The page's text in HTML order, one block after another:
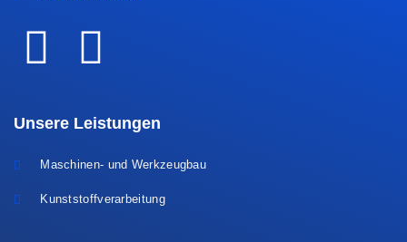
Unsere Leistungen
Maschinen- und Werkzeugbau
Kunststoffverarbeitung